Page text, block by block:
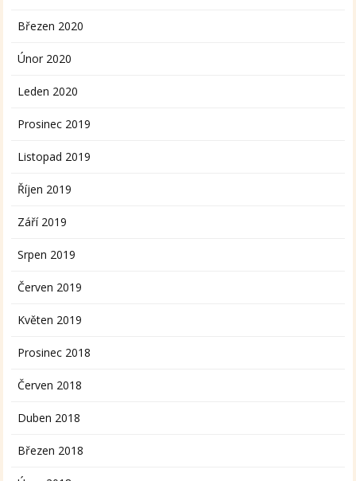
Březen 2020
Únor 2020
Leden 2020
Prosinec 2019
Listopad 2019
Říjen 2019
Září 2019
Srpen 2019
Červen 2019
Květen 2019
Prosinec 2018
Červen 2018
Duben 2018
Březen 2018